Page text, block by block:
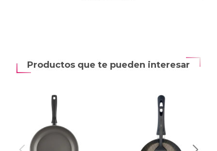
Productos que te pueden interesar